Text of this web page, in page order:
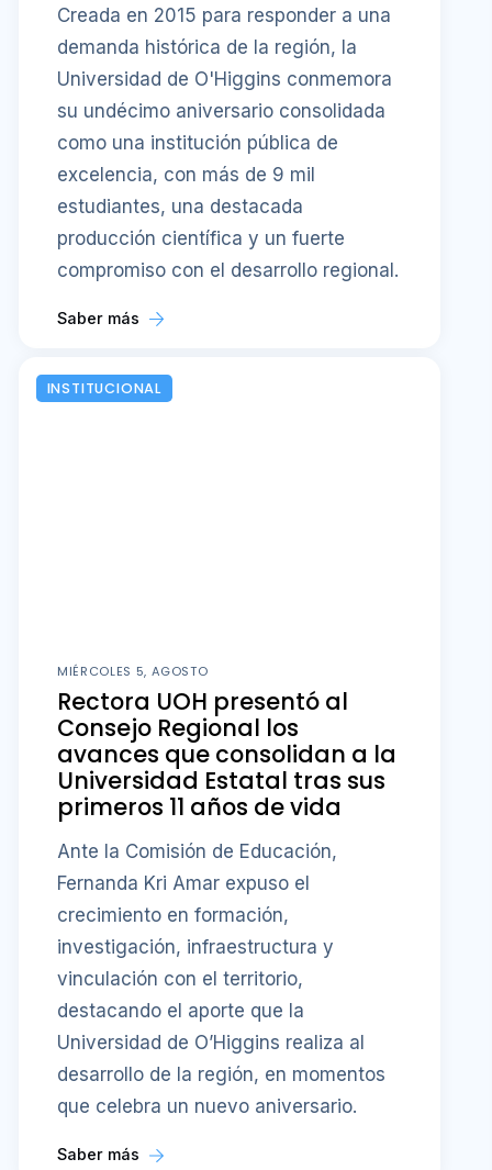
Creada en 2015 para responder a una
demanda histórica de la región, la
Universidad de O'Higgins conmemora
su undécimo aniversario consolidada
como una institución pública de
excelencia, con más de 9 mil
estudiantes, una destacada
producción científica y un fuerte
compromiso con el desarrollo regional.
Saber más
INSTITUCIONAL
MIÉRCOLES 5, AGOSTO
Rectora UOH presentó al
Consejo Regional los
avances que consolidan a la
Universidad Estatal tras sus
primeros 11 años de vida
Ante la Comisión de Educación,
Fernanda Kri Amar expuso el
crecimiento en formación,
investigación, infraestructura y
vinculación con el territorio,
destacando el aporte que la
Universidad de O’Higgins realiza al
desarrollo de la región, en momentos
que celebra un nuevo aniversario.
Saber más